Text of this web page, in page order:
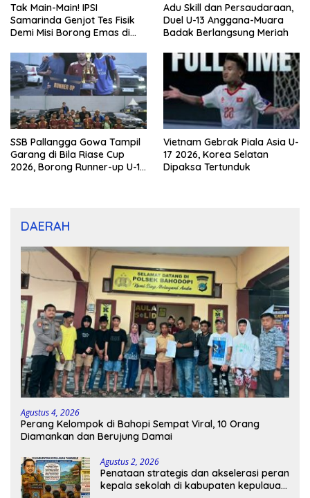
Tak Main-Main! IPSI
Samarinda Genjot Tes Fisik
Demi Misi Borong Emas di
Adu Skill dan Persaudaraan,
Duel U-13 Anggana-Muara
Badak Berlangsung Meriah
SSB Pallangga Gowa Tampil
Garang di Bila Riase Cup
2026, Borong Runner-up U-10
Vietnam Gebrak Piala Asia U-
17 2026, Korea Selatan
Dipaksa Tertunduk
DAERAH
Agustus 4, 2026
Perang Kelompok di Bahopi Sempat Viral, 10 Orang
Diamankan dan Berujung Damai
Agustus 2, 2026
Penataan strategis dan akselerasi peran
kepala sekolah di kabupaten kepulauan